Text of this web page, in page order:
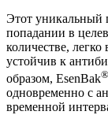
Этот уникальный
попадании в
количестве, легко
устойчив к
образом, EsenBak®
одновременно с
временной